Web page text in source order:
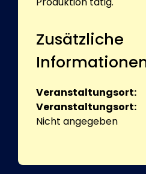
Zusätzliche
Veranstaltungsort:
Veranstaltungsort:
Nicht angegeben